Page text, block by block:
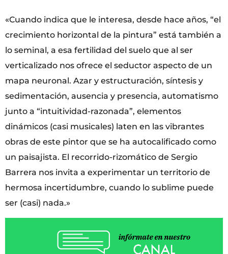
«Cuando indica que le interesa, desde hace años, “el
crecimiento horizontal de la pintura” está también a
lo seminal, a esa fertilidad del suelo que al ser
verticalizado nos ofrece el seductor aspecto de un
mapa neuronal. Azar y estructuración, síntesis y
sedimentación, ausencia y presencia, automatismo
junto a “intuitividad-razonada”, elementos
dinámicos (casi musicales) laten en las vibrantes
obras de este pintor que se ha autocalificado como
un paisajista. El recorrido-rizomático de Sergio
Barrera nos invita a experimentar un territorio de
hermosa incertidumbre, cuando lo sublime puede
ser (casi) nada.»